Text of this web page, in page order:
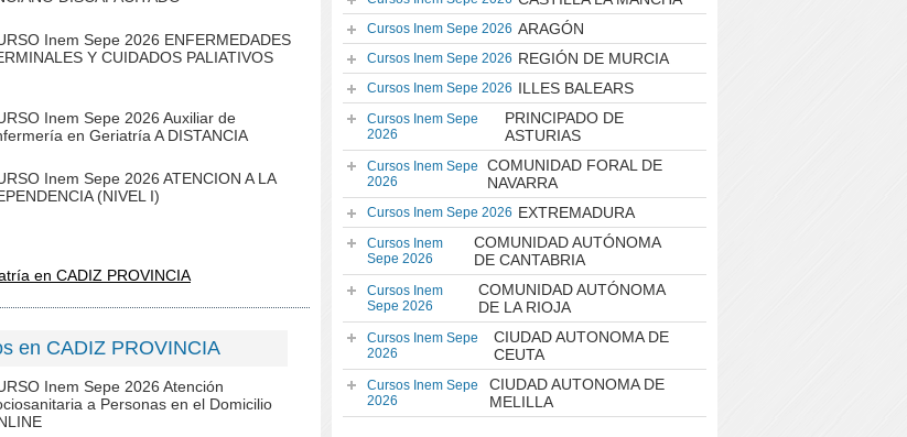
Inem Sepe 2026 ENFERMEDADES
Y CUIDADOS PALIATIVOS
Inem Sepe 2026 Auxiliar de
en Geriatría A DISTANCIA
Inem Sepe 2026 ATENCION A LA
(NIVEL I)
en CADIZ PROVINCIA
en CADIZ PROVINCIA
Inem Sepe 2026 Atención
a Personas en el Domicilio
Cursos Inem Sepe 2026 ARAGÓN
Cursos Inem Sepe 2026 REGIÓN DE MURCIA
Cursos Inem Sepe 2026 ILLES BALEARS
Cursos Inem Sepe
2026
PRINCIPADO DE
ASTURIAS
Cursos Inem Sepe
2026
COMUNIDAD FORAL DE
NAVARRA
Cursos Inem Sepe 2026 EXTREMADURA
Cursos Inem
Sepe 2026
COMUNIDAD AUTÓNOMA
DE CANTABRIA
Cursos Inem
Sepe 2026
COMUNIDAD AUTÓNOMA
DE LA RIOJA
Cursos Inem Sepe
2026
CIUDAD AUTONOMA DE
CEUTA
Cursos Inem Sepe
2026
CIUDAD AUTONOMA DE
MELILLA